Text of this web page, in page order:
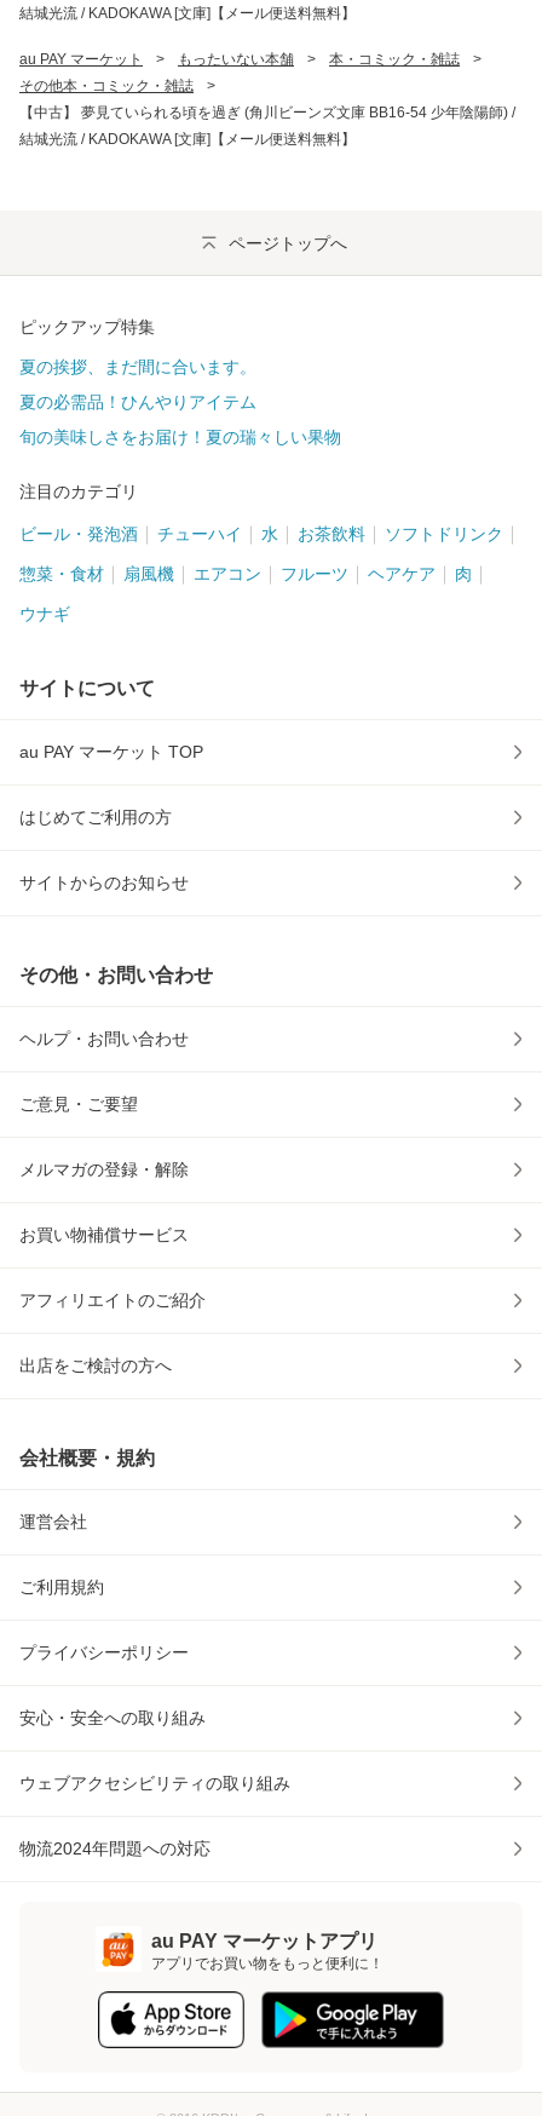
結城光流 / KADOKAWA [文庫]【メール便送料無料】
au PAY マーケット > もったいない本舗 > 本・コミック・雑誌
>
その他本・コミック・雑誌
>
【中古】 夢見ていられる頃を過ぎ (角川ビーンズ文庫 BB16-54 少年陰陽師) /
結城光流 / KADOKAWA [文庫]【メール便送料無料】
ページトップへ
ピックアップ特集
夏の挨拶、まだ間に合います。
夏の必需品！ひんやりアイテム
旬の美味しさをお届け！夏の瑞々しい果物
注目のカテゴリ
ビール・発泡酒 チューハイ 水 お茶飲料 ソフトドリンク
惣菜・食材 扇風機 エアコン フルーツ ヘアケア 肉
ウナギ
サイトについて
au PAY マーケット TOP
はじめてご利用の方
サイトからのお知らせ
その他・お問い合わせ
ヘルプ・お問い合わせ
ご意見・ご要望
メルマガの登録・解除
お買い物補償サービス
アフィリエイトのご紹介
出店をご検討の方へ
会社概要・規約
運営会社
ご利用規約
プライバシーポリシー
安心・安全への取り組み
ウェブアクセシビリティの取り組み
物流2024年問題への対応
au PAY マーケットアプリ
アプリでお買い物をもっと便利に！